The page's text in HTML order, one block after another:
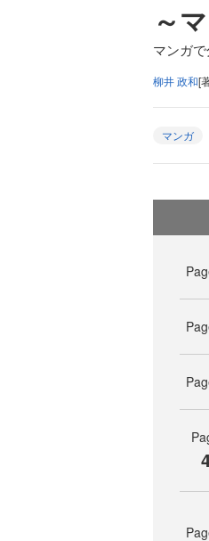
～
マンガ
柳井 政和[
マンガ